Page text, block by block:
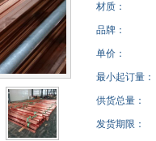
材质：
品牌：
单价：
最小起订量：
供货总量：
发货期限：